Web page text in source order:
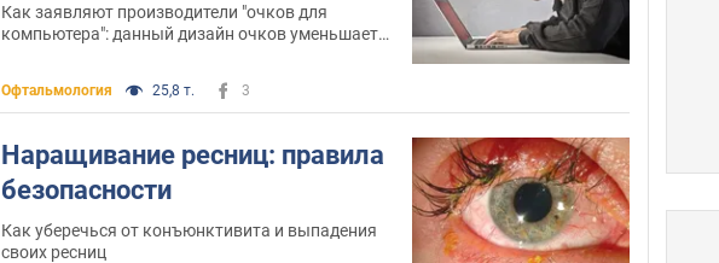
Как заявляют производители "очков для
компьютера": данный дизайн очков уменьшает
Офтальмология 25,8 т. 3
Наращивание ресниц: правила
безопасности
Как уберечься от конъюнктивита и выпадения
своих ресниц